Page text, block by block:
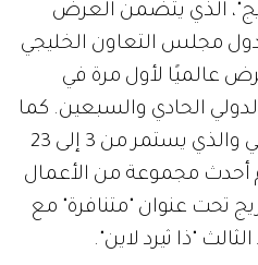
الذي يتضمن العرض
مجلس التعاون الخليجي
عالميًا لأول مرة في
الحادي والسبعين. كما
يصاحب البرنامج السينمائي والذي يستمر من 3 إلى 23
مجموعة من الأعمال
تحت عنوان "متنافرة" مع
"ذا ثيرد لاين".